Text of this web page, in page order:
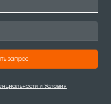
запрос
и Условия